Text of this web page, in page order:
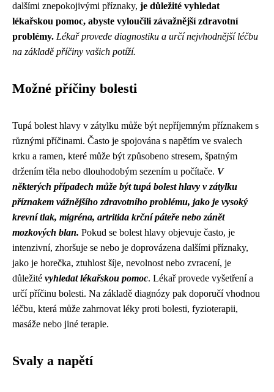
dalšími znepokojivými příznaky, je důležité vyhledat
lékařskou pomoc, abyste vyloučili závažnější zdravotní
problémy. Lékař provede diagnostiku a určí nejvhodnější léčbu
na základě příčiny vašich potíží.
Možné příčiny bolesti
Tupá bolest hlavy v zátylku může být nepříjemným příznakem s
různými příčinami. Často je spojována s napětím ve svalech
krku a ramen, které může být způsobeno stresem, špatným
držením těla nebo dlouhodobým sezením u počítače. V
některých případech může být tupá bolest hlavy v zátylku
příznakem vážnějšího zdravotního problému, jako je vysoký
krevní tlak, migréna, artritida krční páteře nebo zánět
mozkových blan. Pokud se bolest hlavy objevuje často, je
intenzivní, zhoršuje se nebo je doprovázena dalšími příznaky,
jako je horečka, ztuhlost šíje, nevolnost nebo zvracení, je
důležité vyhledat lékařskou pomoc. Lékař provede vyšetření a
určí příčinu bolesti. Na základě diagnózy pak doporučí vhodnou
léčbu, která může zahrnovat léky proti bolesti, fyzioterapii,
masáže nebo jiné terapie.
Svaly a napětí